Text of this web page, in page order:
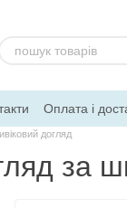
Оплата і
догляд
за